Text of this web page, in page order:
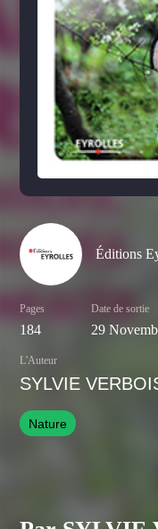
Éditions
Pages
184
Date de sortie
29
L'Auteur
SYLVIE
Nature